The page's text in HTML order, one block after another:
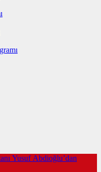
Yusuf Abdioğlu’dan